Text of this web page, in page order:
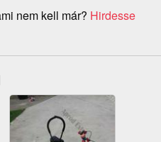
nem kell már? Hirdesse